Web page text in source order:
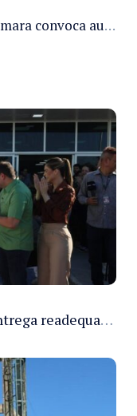
Comissão externa da Câmara convoca audiência pública sobre chuvas na Zona da Mata de Minas Gerais e impactos em Juiz de Fora
Governador Roberto Cidade entrega readequação do ambulatório da FCecon e amplia capacidade de atendimento oncológico em Manaus